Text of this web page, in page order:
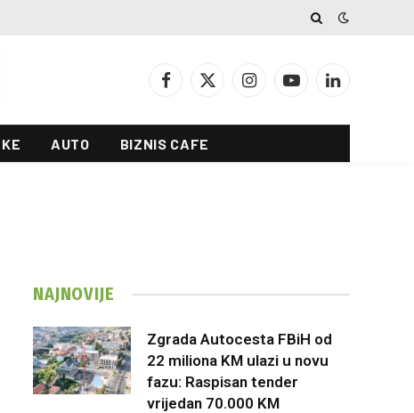
Facebook
X
InstagramYouTubeLinkedIn
AUTO BIZNIS CAFE
NAJNOVIJE
Zgrada Autocesta FBiH od
22 miliona KM ulazi u novu
fazu: Raspisan tender
vrijedan 70.000 KM